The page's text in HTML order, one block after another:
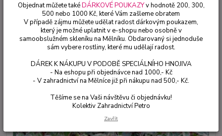
Objednat můžete takéDÁRKOVÉ POUKAZYv hodnotě 200, 300,
500 nebo 1000 Kč, které Vám zašleme obratem
V případě zájmu můžete udělat radost dárkovým poukazem,
který je možné uplatnit v e-shopu nebo osobně v
samoobslužném skleníku na Mělníku. Obdarovaný si jednoduše
sám vybere rostliny, které mu udělají radost.
DÁREK K NÁKUPU V PODOBĚ SPECIÁLNÍHO HNOJIVA
- Na eshopu při objednávce nad 1000,- Kč
- V zahradnictví na Mělníce již při nákupu nad 500,- Kč.
Těšíme se na Vaši návštěvu či objednávku!
Kolektiv Zahradnictví Petro
Zavřít